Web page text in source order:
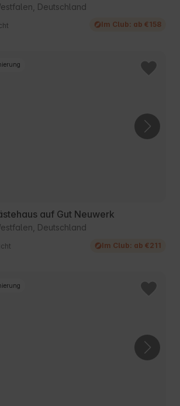
Deutschland
Im Club: ab €158
auf Gut Neuwerk
Deutschland
Im Club: ab €211